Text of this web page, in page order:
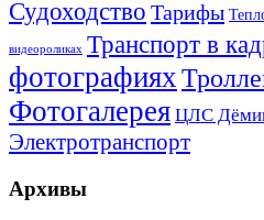
Судоходство Тарифы
видеороликах Транспорт в
фотографиях
Фотогалерея ЦЛС
Электротранспорт
Архивы